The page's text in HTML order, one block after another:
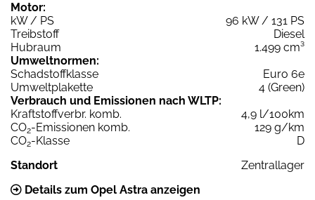
Motor:
kW / PS
96 kW / 131 PS
Treibstoff
Diesel
Hubraum
1.499 cm³
Umweltnormen:
Schadstoffklasse
Euro 6e
Umweltplakette
4 (Green)
Verbrauch und Emissionen nach WLTP:
Kraftstoffverbr. komb.
4,9 l/100km
CO2-Emissionen komb.
129 g/km
CO2-Klasse
D
Standort
Zentrallager
Details zum Opel Astra anzeigen